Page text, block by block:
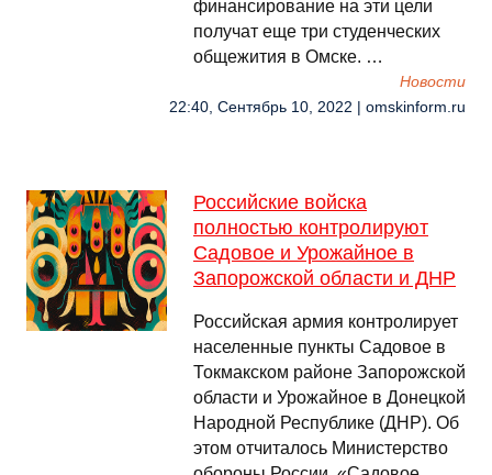
финансирование на эти цели
получат еще три студенческих
общежития в Омске. …
Новости
22:40, Сентябрь 10, 2022 | omskinform.ru
Российские войска
полностью контролируют
Садовое и Урожайное в
Запорожской области и ДНР
Российская армия контролирует
населенные пункты Садовое в
Токмакском районе Запорожской
области и Урожайное в Донецкой
Народной Республике (ДНР). Об
этом отчиталось Министерство